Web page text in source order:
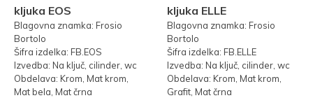
kljuka EOS
Blagovna znamka: Frosio
Bortolo
Šifra izdelka: FB.EOS
Izvedba: Na ključ, cilinder, wc
Obdelava: Krom, Mat krom,
Mat bela, Mat črna
kljuka ELLE
Blagovna znamka: Frosio
Bortolo
Šifra izdelka: FB.ELLE
Izvedba: Na ključ, cilinder, wc
Obdelava: Krom, Mat krom,
Grafit, Mat črna